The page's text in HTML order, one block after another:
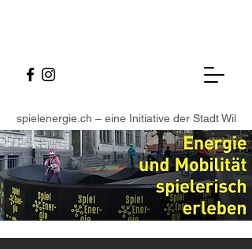
spielenergie.ch – eine Initiative der Stadt Wil